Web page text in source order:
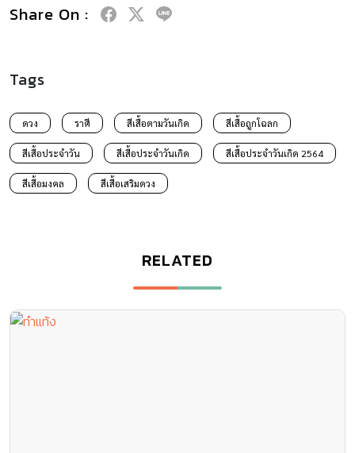
Share On :
Tags
ดวง ราศี สีเสื้อตามวันเกิด สีเสื้อถูกโฉลก
สีเสื้อประจำวัน สีเสื้อประจำวันเกิด สีเสื้อประจำวันเกิด 2564
สีเสื้อมงคล สีเสื้อเสริมดวง
RELATED